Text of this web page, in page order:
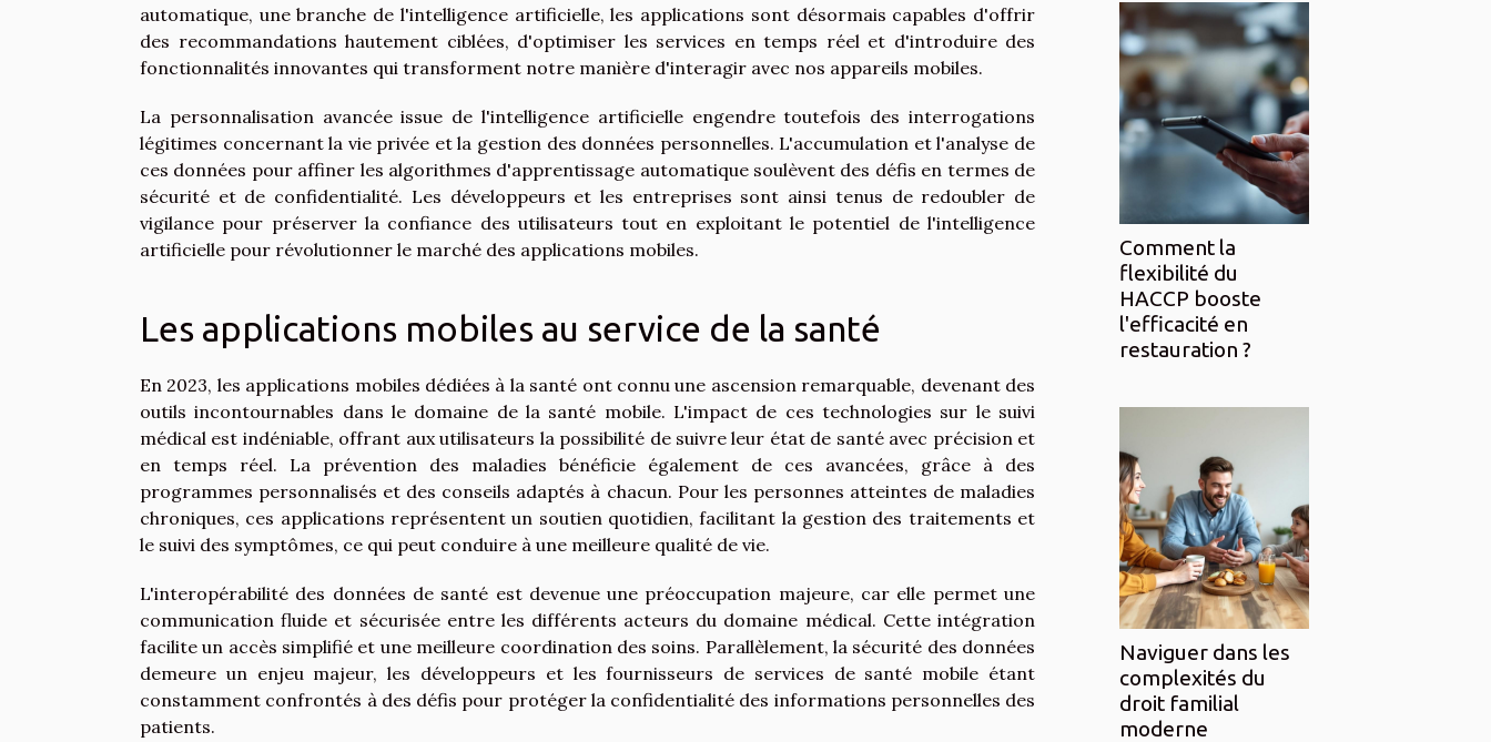
automatique, une branche de l'intelligence artificielle, les applications sont désormais capables d'offrir
des recommandations hautement ciblées, d'optimiser les services en temps réel et d'introduire des
fonctionnalités innovantes qui transforment notre manière d'interagir avec nos appareils mobiles.
La personnalisation avancée issue de l'intelligence artificielle engendre toutefois des interrogations
légitimes concernant la vie privée et la gestion des données personnelles. L'accumulation et l'analyse de
ces données pour affiner les algorithmes d'apprentissage automatique soulèvent des défis en termes de
sécurité et de confidentialité. Les développeurs et les entreprises sont ainsi tenus de redoubler de
vigilance pour préserver la confiance des utilisateurs tout en exploitant le potentiel de l'intelligence
artificielle pour révolutionner le marché des applications mobiles.
Les applications mobiles au service de la santé
En 2023, les applications mobiles dédiées à la santé ont connu une ascension remarquable, devenant des
outils incontournables dans le domaine de la santé mobile. L'impact de ces technologies sur le suivi
médical est indéniable, offrant aux utilisateurs la possibilité de suivre leur état de santé avec précision et
en temps réel. La prévention des maladies bénéficie également de ces avancées, grâce à des
programmes personnalisés et des conseils adaptés à chacun. Pour les personnes atteintes de maladies
chroniques, ces applications représentent un soutien quotidien, facilitant la gestion des traitements et
le suivi des symptômes, ce qui peut conduire à une meilleure qualité de vie.
L'interopérabilité des données de santé est devenue une préoccupation majeure, car elle permet une
communication fluide et sécurisée entre les différents acteurs du domaine médical. Cette intégration
facilite un accès simplifié et une meilleure coordination des soins. Parallèlement, la sécurité des données
demeure un enjeu majeur, les développeurs et les fournisseurs de services de santé mobile étant
constamment confrontés à des défis pour protéger la confidentialité des informations personnelles des
patients.
Comment la
flexibilité du
HACCP booste
l'efficacité en
restauration ?
Naviguer dans les
complexités du
droit familial
moderne